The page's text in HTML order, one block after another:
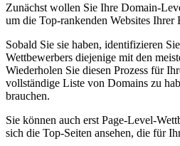
Zunächst wollen Sie Ihre Domain-
um die Top-rankenden Websites Ihrer
Sobald Sie sie haben, identifizieren
Wettbewerbers diejenige mit den
Wiederholen Sie diesen Prozess für
vollständige Liste von Domains zu
brauchen.
Sie können auch erst Page-Level-
sich die Top-Seiten ansehen, die für